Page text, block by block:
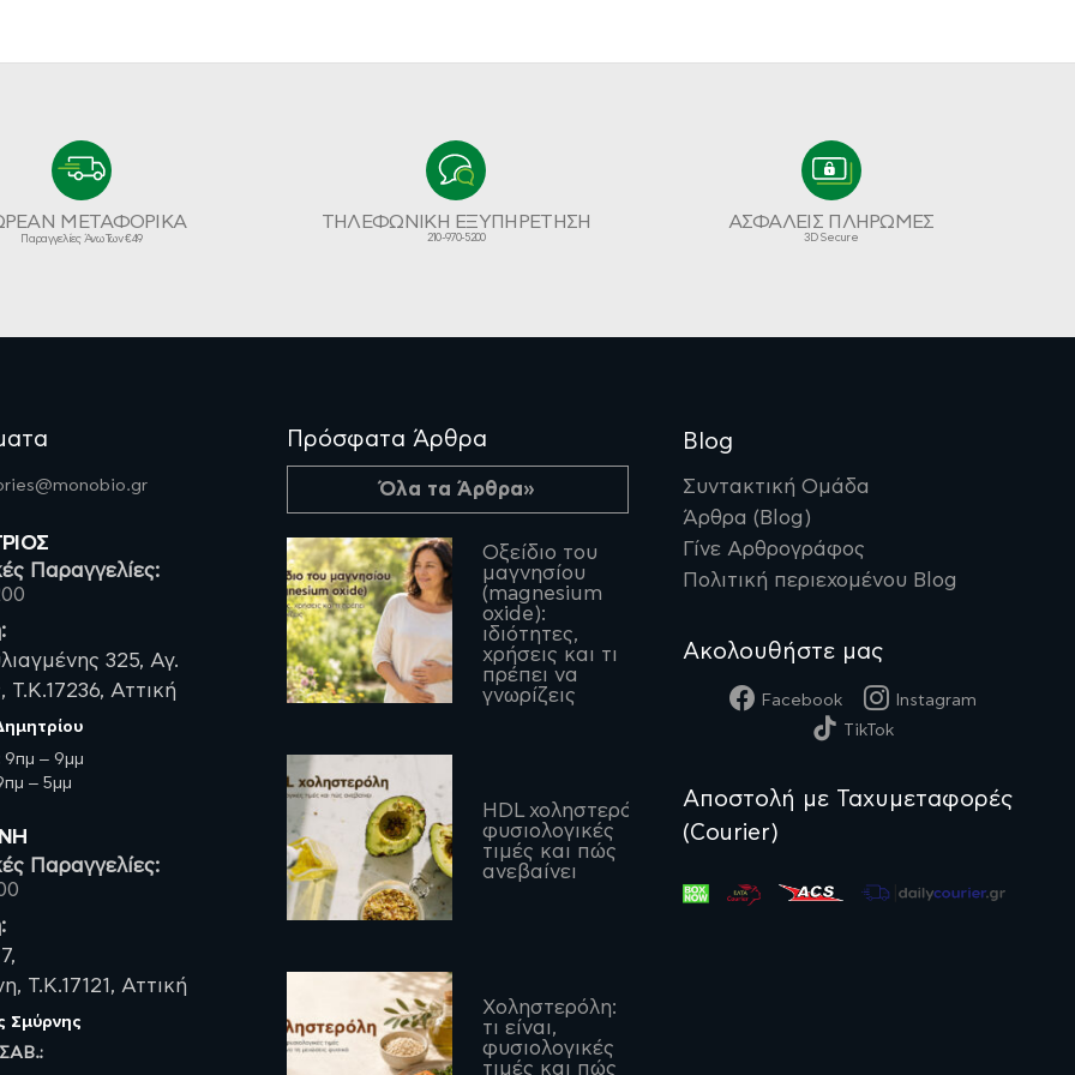
ΜΕΤΑΦΟΡΙΚΑ
Παραγγελίες Άνω Των €49
ΤΗΛΕΦΩΝΙΚΗ ΕΞΥΠΗΡΕΤΗΣΗ
210-970-5200
ΑΣΦΑΛΕΙΣ ΠΛΗΡΩΜΕΣ
3D Secure
Παραγγελίες:
325, Αγ.
Τ.Κ.17236, Αττική
9πμ – 9μμ
– 5μμ
Παραγγελίες:
Τ.Κ.17121, Αττική
Σμύρνης
Πρόσφατα Άρθρα
Όλα τα Άρθρα»
Οξείδιο του
μαγνησίου
(magnesium
oxide):
ιδιότητες,
χρήσεις και τι
πρέπει να
γνωρίζεις
HDL χοληστερόλη:
φυσιολογικές
τιμές και πώς
ανεβαίνει
Χοληστερόλη:
τι είναι,
φυσιολογικές
τιμές και πώς
Blog
Συντακτική Ομάδα
Άρθρα (Blog)
Γίνε Αρθρογράφος
Πολιτική περιεχομένου Blog
Ακολουθήστε μας
Facebook
Instagram
TikTok
Αποστολή με Ταχυμεταφορές
(Courier)